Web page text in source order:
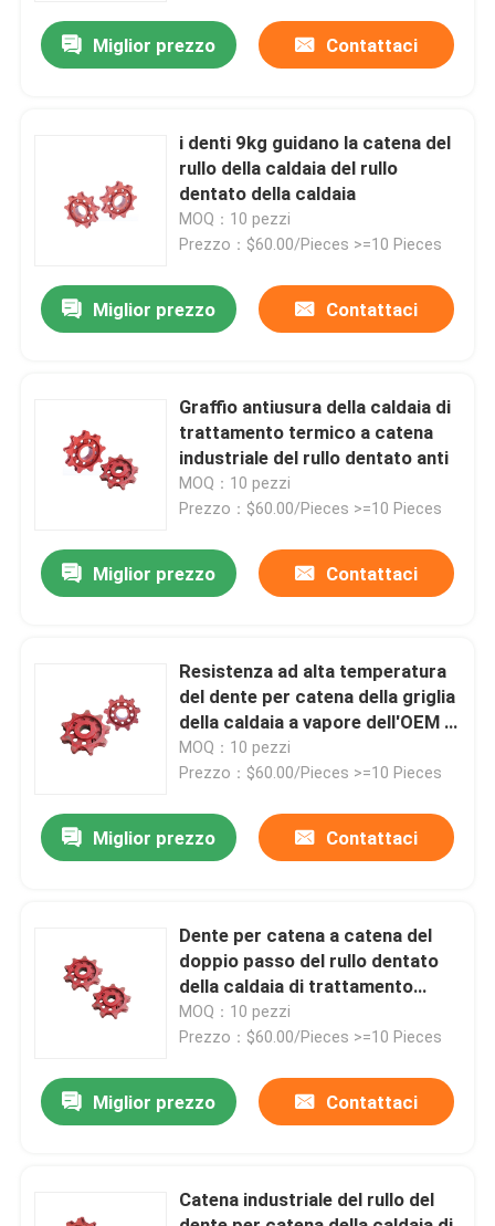
Casa
Contatti
Parti della fornace della caldaia
Parti della caldaia del carbone
piatto di acciaio al carbonio
Tubo d'acciaio senza cuciture
Tubo ad alta pressione della caldaia
Miglior prezzo Contattaci
i denti 9kg guidano la catena del
rullo della caldaia del rullo
dentato della caldaia
MOQ：10 pezzi
Prezzo：$60.00/Pieces >=10 Pieces
Miglior prezzo Contattaci
Graffio antiusura della caldaia di
trattamento termico a catena
industriale del rullo dentato anti
MOQ：10 pezzi
Prezzo：$60.00/Pieces >=10 Pieces
Miglior prezzo Contattaci
Resistenza ad alta temperatura
del dente per catena della griglia
della caldaia a vapore dell'OEM di
iso
MOQ：10 pezzi
Prezzo：$60.00/Pieces >=10 Pieces
Miglior prezzo Contattaci
Dente per catena a catena del
doppio passo del rullo dentato
della caldaia di trattamento
termico antiruggine
MOQ：10 pezzi
Prezzo：$60.00/Pieces >=10 Pieces
Miglior prezzo Contattaci
Catena industriale del rullo del